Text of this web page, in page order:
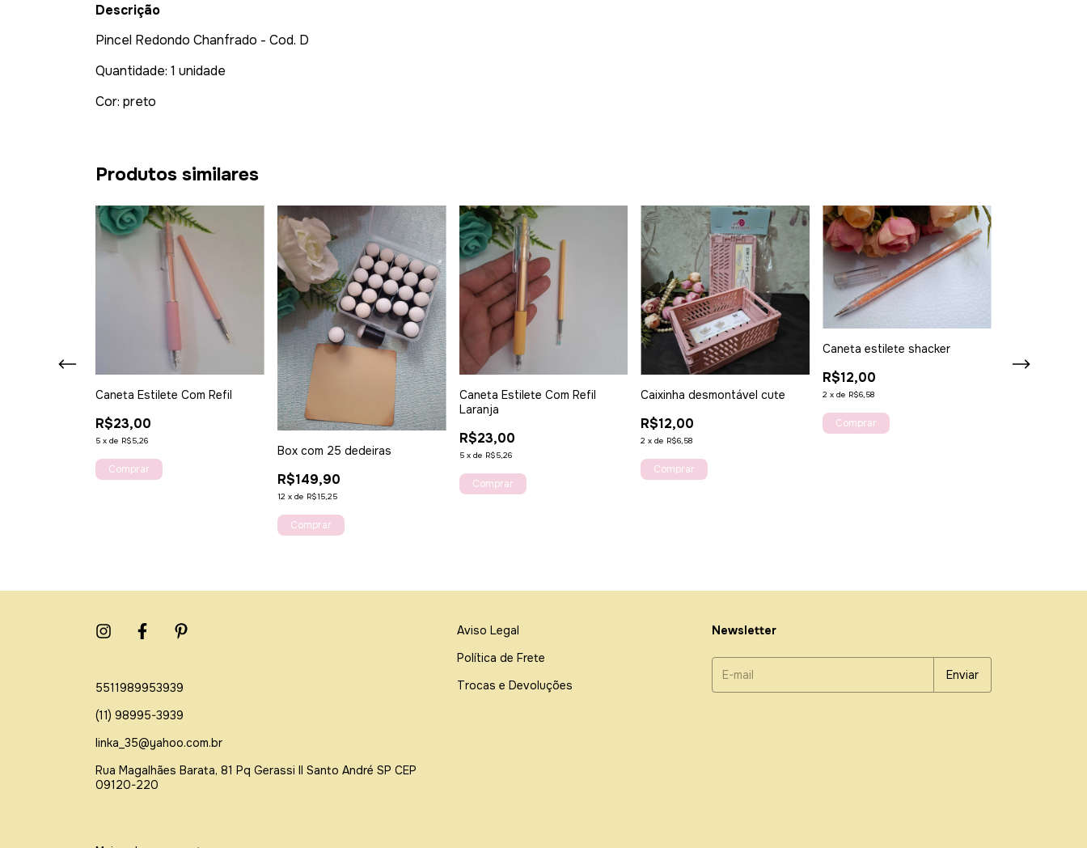
Descrição
Pincel Redondo Chanfrado - Cod. D
Quantidade: 1 unidade
Cor: preto
Produtos similares
Caneta Estilete Com Refil
R$23,00
5 x de R$5,26
Box com 25 dedeiras
R$149,90
12 x de R$15,25
Caneta Estilete Com Refil
Laranja
R$23,00
5 x de R$5,26
Caixinha desmontável cute
R$12,00
2 xde R$6,58
Caneta estilete shacker
R$12,00
2 xde R$6,58
5511989953939
(11) 98995-3939
linka_35@yahoo.com.br
Rua Magalhães Barata, 81 Pq Gerassi ll Santo André SP CEP
09120-220
Aviso Legal
Política de Frete
Trocas e Devoluções
Newsletter